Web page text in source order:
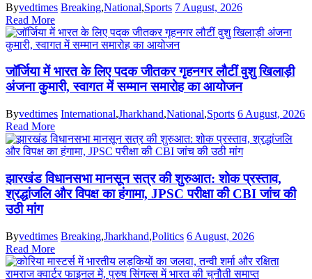
Byvedtimes Breaking,National,Sports 7 August, 2026
Read More
जॉर्जिया में भारत के लिए पदक जीतकर गृहनगर लौटीं वुशु खिलाड़ी
अंजना कुमारी, स्वागत में सम्मान समारोह का आयोजन
Byvedtimes International,Jharkhand,National,Sports 6 August, 2026
Read More
झारखंड विधानसभा मानसून सत्र की शुरुआत: शोक प्रस्ताव,
श्रद्धांजलि और विपक्ष का हंगामा, JPSC परीक्षा की CBI जांच की
उठी मांग
Byvedtimes Breaking,Jharkhand,Politics 6 August, 2026
Read More